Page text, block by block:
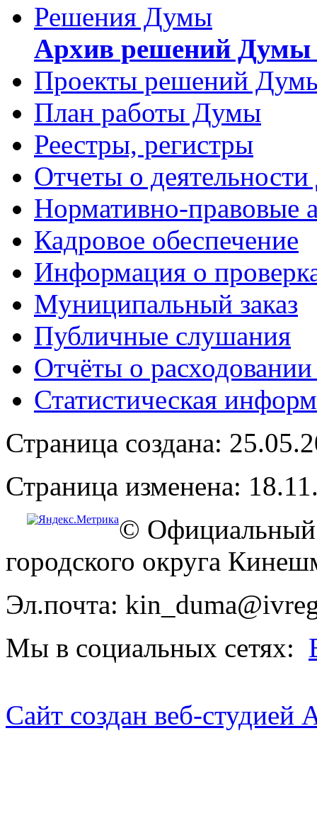
Решения Думы
Архив решений Думы
Проекты решений
План работы Думы
Реестры, регистры
Отчеты о
Нормативно-правовые
Кадровое обеспечение
Информация о
Муниципальный заказ
Публичные слушания
Отчёты о
Статистическая
Страница создана:
Страница изменена:
© Официальный
городского округа
Эл.почта:
Мы в социальных сетях:
Сайт создан веб-студией